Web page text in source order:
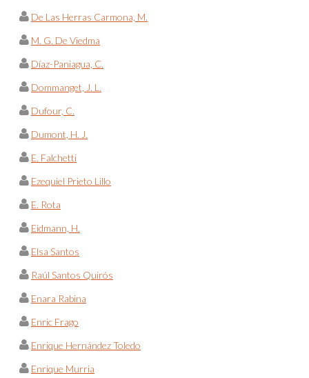
De Las Herras Carmona, M.
M. G. De Viedma
Díaz-Paniagua, C.
Dommanget, J. L.
Dufour, C.
Dumont, H. J.
E. Falchetti
Ezequiel Prieto Lillo
E. Rota
Eidmann, H.
Elsa Santos
Raúl Santos Quirós
Enara Rabina
Enric Frago
Enrique Hernández Toledo
Enrique Murria